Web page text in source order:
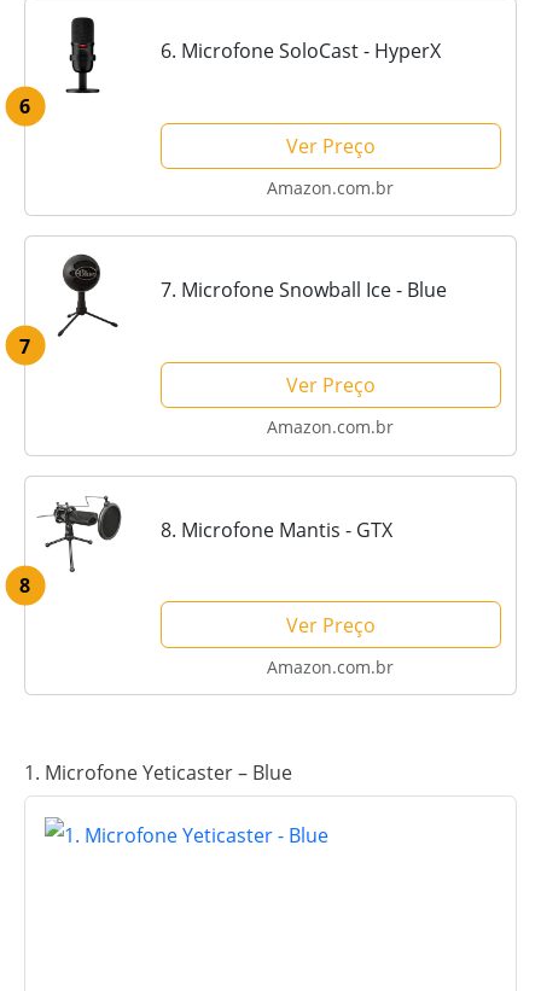
6
6. Microfone SoloCast - HyperX
Ver Preço
Amazon.com.br
7
7. Microfone Snowball Ice - Blue
Ver Preço
Amazon.com.br
8
8. Microfone Mantis - GTX
Ver Preço
Amazon.com.br
1. Microfone Yeticaster – Blue